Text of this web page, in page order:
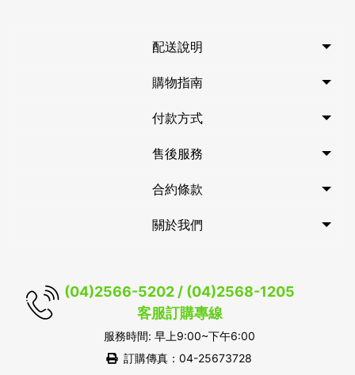
配送說明
購物指南
付款方式
售後服務
合約條款
關於我們
(04)2566-5202 / (04)2568-1205
客服訂購專線
服務時間: 早上9:00~下午6:00
訂購傳真：04-25673728